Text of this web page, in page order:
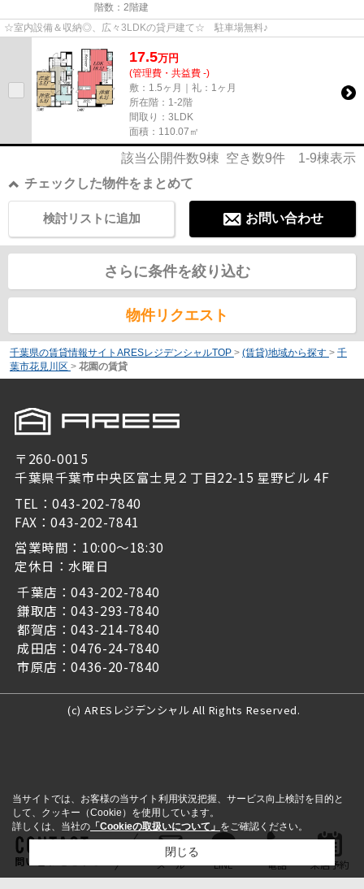
階数：2階建
☆室内設備＆収納◎、広々3LDKの貸戸建て☆ 駐車場無料♪
17.5万円
(管理費・共益費 -)
敷：1.5ヶ月｜礼：1ヶ月
所在階：1-2階
間取り：3LDK
面積：110.07㎡
該当公開件数9棟 空き数9件 1-9棟表示
チェックした物件をまとめて
お問い合わせ
検討リストに追加
さらに条件を絞り込む
物件リクエスト
千葉県の賃貸情報サイトARESレジデンシャルTOP > (賃貸)地域から探す > 千
葉市花見川区 > 花園の賃貸
〒260-0015
千葉県千葉市中央区富士見２丁目22-15 星野ビル 4F
TEL：043-202-7840
FAX：043-202-7841
営業時間：10:00～18:30
定休日：水曜日
千葉店：043-202-7840
鎌取店：043-293-7840
都賀店：043-214-7840
成田店：0476-24-7840
市原店：0436-20-7840
(c) ARESレジデンシャル All Rights Reserved.
問い合わせをする メール LINE 電話 来店予約
当サイトでは、お客様の当サイト利用状況把握、サービス向上検討を目的と
して、クッキー（Cookie）を使用しています。
詳しくは、当社の 「Cookieの取扱いについて」 をご確認ください。
閉じる